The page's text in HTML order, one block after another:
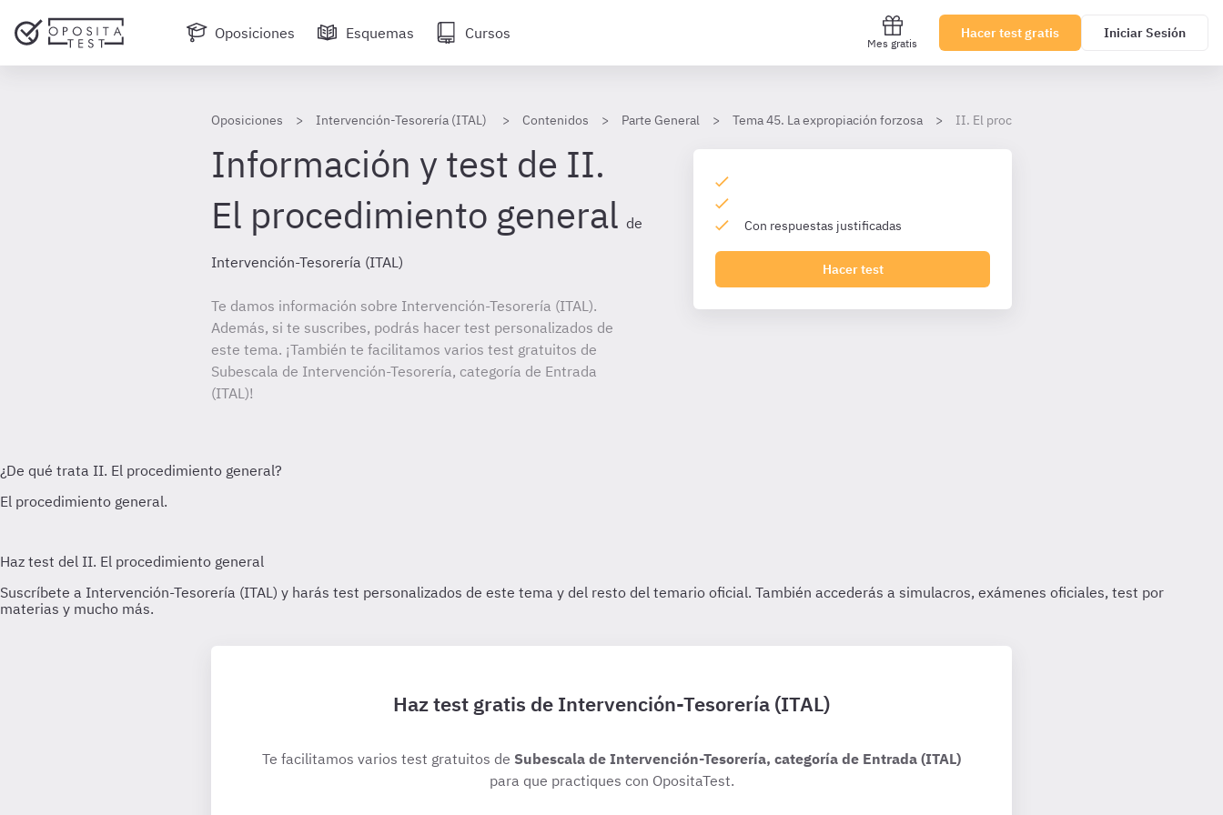
Oposiciones Esquemas Cursos
Mes gratis
Hacer test gratis Iniciar Sesión
Oposiciones Intervención-Tesorería (ITAL) Contenidos Parte General Tema 45. La expropiación forzosa II. El procedimiento general
Información y test de II.
El procedimiento general de
Intervención-Tesorería (ITAL)
Te damos información sobre Intervención-Tesorería (ITAL).
Además, si te suscribes, podrás hacer test personalizados de
este tema. ¡También te facilitamos varios test gratuitos de
Subescala de Intervención-Tesorería, categoría de Entrada
(ITAL)!
Con respuestas justificadas
Hacer test
Haz test gratis de Intervención-Tesorería (ITAL)
Te facilitamos varios test gratuitos de Subescala de Intervención-Tesorería, categoría de Entrada (ITAL)
para que practiques con OpositaTest.